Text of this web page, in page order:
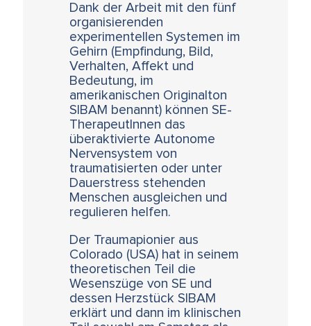
Dank der Arbeit mit den fünf
organisierenden
experimentellen Systemen im
Gehirn (Empfindung, Bild,
Verhalten, Affekt und
Bedeutung, im
amerikanischen Originalton
SIBAM benannt) können SE-
TherapeutInnen das
überaktivierte Autonome
Nervensystem von
traumatisierten oder unter
Dauerstress stehenden
Menschen ausgleichen und
regulieren helfen.
Der Traumapionier aus
Colorado (USA) hat in seinem
theoretischen Teil die
Wesenszüge von SE und
dessen Herzstück SIBAM
erklärt und dann im klinischen